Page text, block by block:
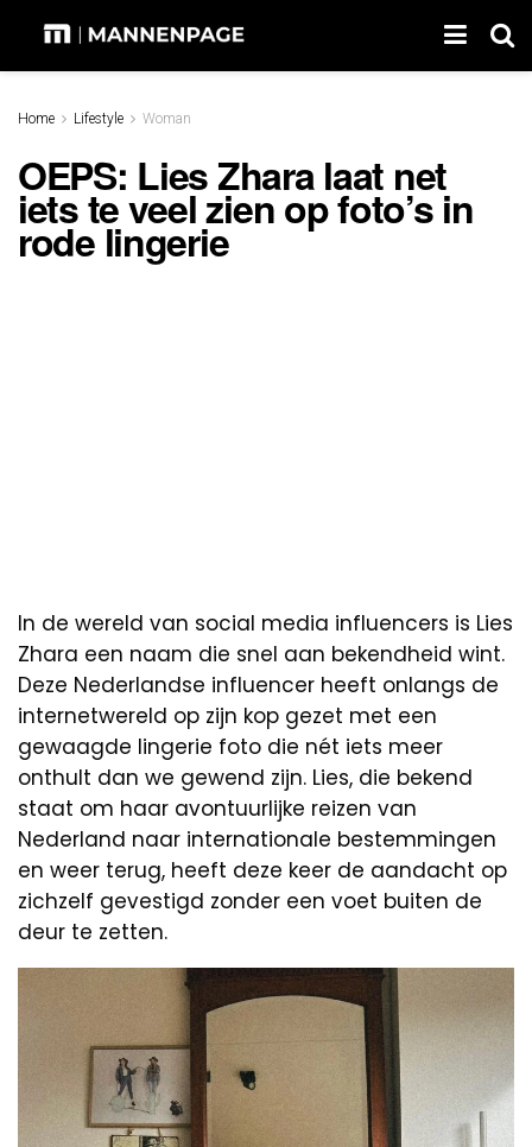
Home Lifestyle Woman
OEPS: Lies Zhara laat net
iets te veel zien op foto’s in
rode lingerie
In de wereld van social media influencers is Lies
Zhara een naam die snel aan bekendheid wint.
Deze Nederlandse influencer heeft onlangs de
internetwereld op zijn kop gezet met een
gewaagde lingerie foto die nét iets meer
onthult dan we gewend zijn. Lies, die bekend
staat om haar avontuurlijke reizen van
Nederland naar internationale bestemmingen
en weer terug, heeft deze keer de aandacht op
zichzelf gevestigd zonder een voet buiten de
deur te zetten.